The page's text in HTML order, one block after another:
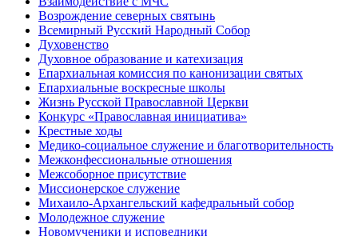
Возрождение северных святынь
Всемирный Русский Народный Собор
Духовенство
Духовное образование и катехизация
Епархиальная комиссия по канонизации святых
Епархиальные воскресные школы
Жизнь Русской Православной Церкви
Конкурс «Православная инициатива»
Крестные ходы
Медико-социальное служение и благотворительность
Межконфессиональные отношения
Межсоборное присутствие
Миссионерское служение
Михаило-Архангельский кафедральный собор
Молодежное служение
Новомученики и исповедники